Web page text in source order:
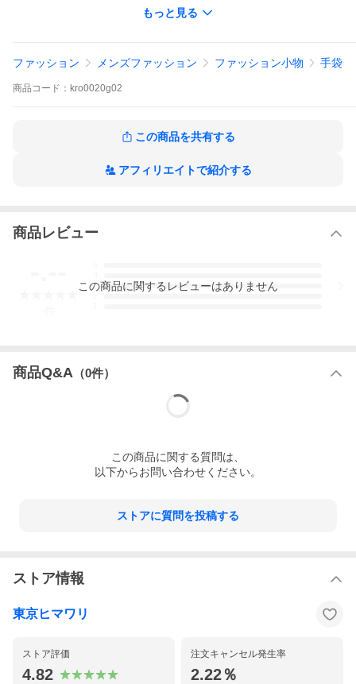
もっと見る
ファッション メンズファッション ファッション小物 手袋
商品 コード： kro0020g02
この商品を共有する
アフィリエイトで紹介する
商品レビュー
3
この商品に関するレビューはありません
商品Q&A （0件）
この商品に関する質問は、
以下からお問い合わせください。
ストアに質問を投稿する
ストア情報
東京ヒマワリ
ストア評価
4.82
注文キャンセル発生率
2.22％